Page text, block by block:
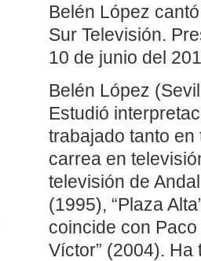
Belén López
Sur Televisión.
10 de junio del
Belén López
Estudió
trabajado tanto
carrea en
televisión de
(1995), “Plaza
coincide con
Víctor” (2004).